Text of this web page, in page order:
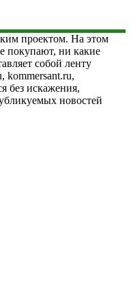
проектом. На этом
покупают, ни какие
собой ленту
kommersant.ru,
без искажения,
новостей